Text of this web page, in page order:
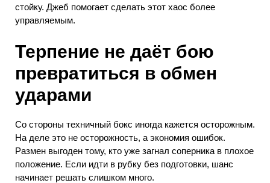
стойку. Джеб помогает сделать этот хаос более
управляемым.
Терпение не даёт бою
превратиться в обмен
ударами
Со стороны техничный бокс иногда кажется осторожным.
На деле это не осторожность, а экономия ошибок.
Размен выгоден тому, кто уже загнал соперника в плохое
положение. Если идти в рубку без подготовки, шанс
начинает решать слишком много.